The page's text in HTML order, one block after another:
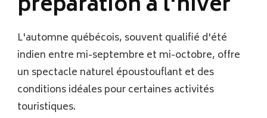
L'automne québécois, souvent qualifié d'été
indien entre mi-septembre et mi-octobre, offre
un spectacle naturel époustouflant et des
conditions idéales pour certaines activités
touristiques.